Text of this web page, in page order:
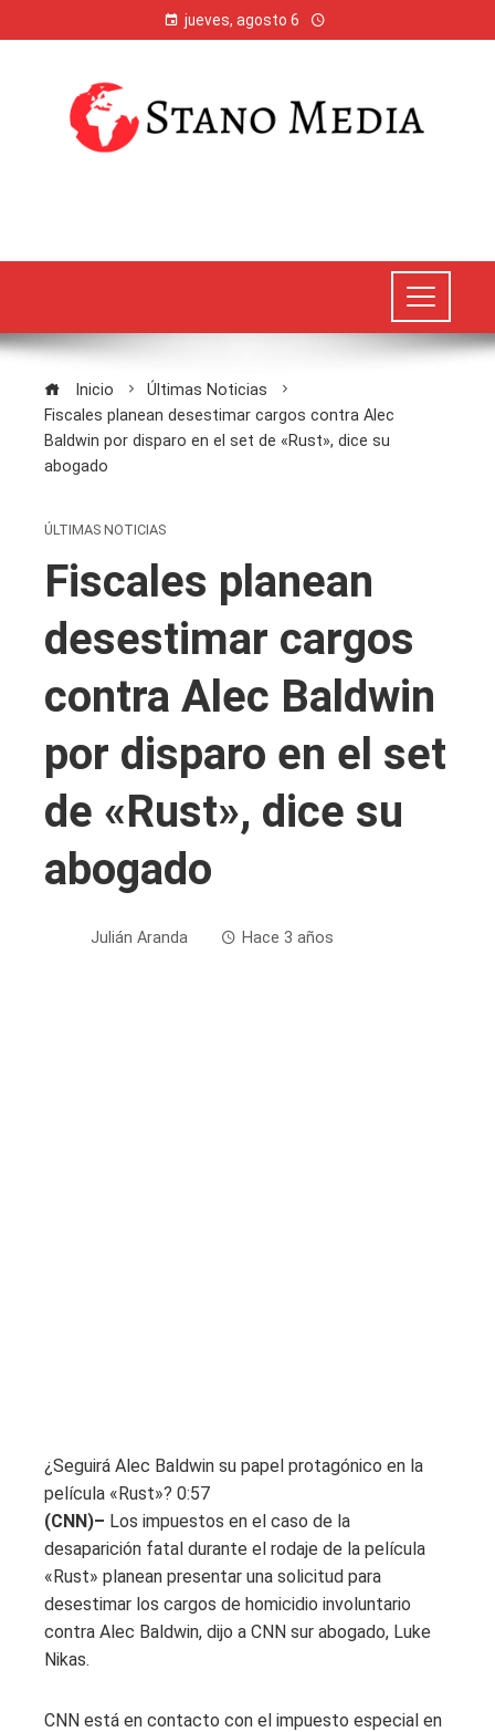
jueves, agosto 6
Inicio
Últimas Noticias
Fiscales planean desestimar cargos contra Alec
Baldwin por disparo en el set de «Rust», dice su
abogado
ÚLTIMAS NOTICIAS
Fiscales planean
desestimar cargos
contra Alec Baldwin
por disparo en el set
de «Rust», dice su
abogado
Julián Aranda Hace 3 años
¿Seguirá Alec Baldwin su papel protagónico en la
película «Rust»? 0:57
(CNN)– Los impuestos en el caso de la
desaparición fatal durante el rodaje de la película
«Rust» planean presentar una solicitud para
desestimar los cargos de homicidio involuntario
contra Alec Baldwin, dijo a CNN sur abogado, Luke
Nikas.
CNN está en contacto con el impuesto especial en